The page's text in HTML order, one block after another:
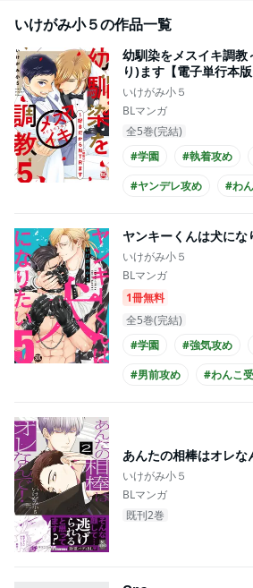
いけがみ小５の作品一覧
幼馴染をメスイキ調教
り)ます【電子単行本版
いけがみ小５
BLマンガ
全5巻(完結)
#学園
#執着攻め
#ヤンデレ攻め
#わ
#幼なじみ
ヤンキーくんは犬にな
いけがみ小５
BLマンガ
1冊無料
全5巻(完結)
#学園
#強気攻め
#男前攻め
#わんこ
あんたの相棒はオレな
いけがみ小５
BLマンガ
既刊2巻